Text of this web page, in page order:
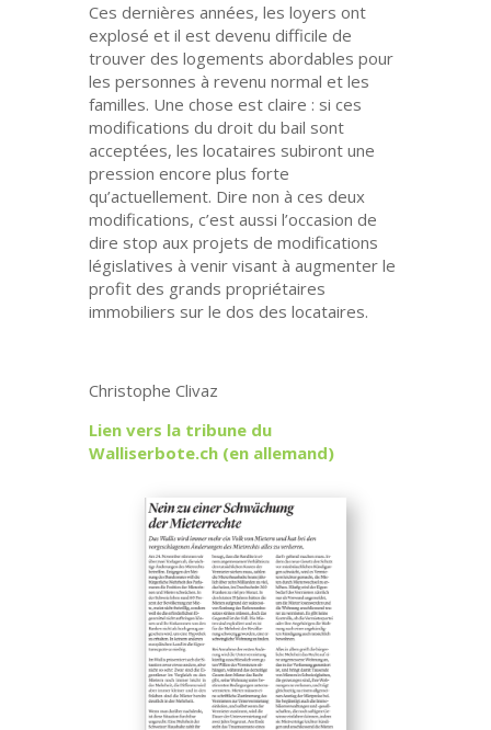
Ces dernières années, les loyers ont
explosé et il est devenu difficile de
trouver des logements abordables pour
les personnes à revenu normal et les
familles. Une chose est claire : si ces
modifications du droit du bail sont
acceptées, les locataires subiront une
pression encore plus forte
qu’actuellement. Dire non à ces deux
modifications, c’est aussi l’occasion de
dire stop aux projets de modifications
législatives à venir visant à augmenter le
profit des grands propriétaires
immobiliers sur le dos des locataires.
Christophe Clivaz
Lien vers la tribune du
Walliserbote.ch (en allemand)